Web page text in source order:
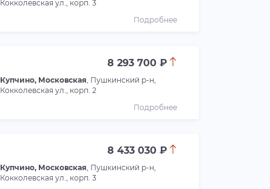
Кокколевская ул., корп. 3
Подробнее
8 293 700 ₽
Купчино, Московская, Пушкинский р-н,
Кокколевская ул., корп. 2
Подробнее
8 433 030 ₽
Купчино, Московская, Пушкинский р-н,
Кокколевская ул., корп. 3